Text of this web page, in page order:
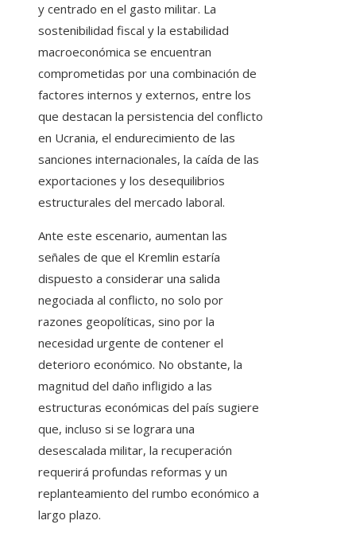
y centrado en el gasto militar. La
sostenibilidad fiscal y la estabilidad
macroeconómica se encuentran
comprometidas por una combinación de
factores internos y externos, entre los
que destacan la persistencia del conflicto
en Ucrania, el endurecimiento de las
sanciones internacionales, la caída de las
exportaciones y los desequilibrios
estructurales del mercado laboral.
Ante este escenario, aumentan las
señales de que el Kremlin estaría
dispuesto a considerar una salida
negociada al conflicto, no solo por
razones geopolíticas, sino por la
necesidad urgente de contener el
deterioro económico. No obstante, la
magnitud del daño infligido a las
estructuras económicas del país sugiere
que, incluso si se lograra una
desescalada militar, la recuperación
requerirá profundas reformas y un
replanteamiento del rumbo económico a
largo plazo.